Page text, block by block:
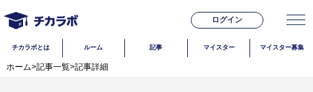
ログイン
チカラボとは ルーム 記事 マイスター マイスター募集
ホーム>記事一覧>記事詳細